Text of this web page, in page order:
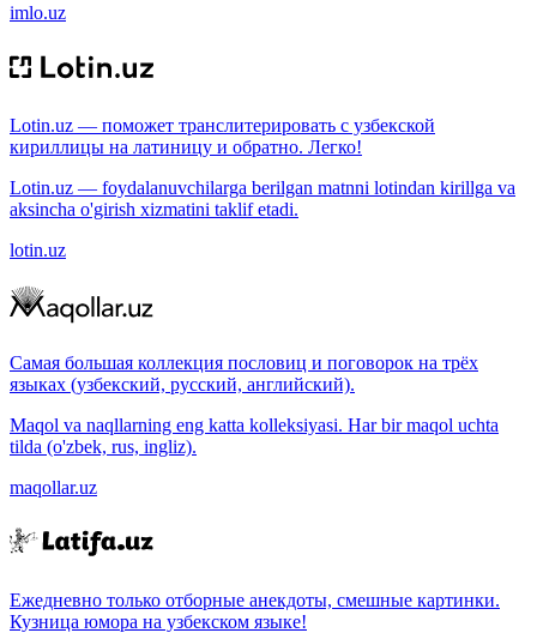
imlo.uz
Lotin.uz — поможет транслитерировать с узбекской
кириллицы на латиницу и обратно. Легко!
Lotin.uz — foydalanuvchilarga berilgan matnni lotindan kirillga va
aksincha o'girish xizmatini taklif etadi.
lotin.uz
Самая большая коллекция пословиц и поговорок на трёх
языках (узбекский, русский, английский).
Maqol va naqllarning eng katta kolleksiyasi. Har bir maqol uchta
tilda (o'zbek, rus, ingliz).
maqollar.uz
Ежедневно только отборные анекдоты, смешные картинки.
Кузница юмора на узбекском языке!